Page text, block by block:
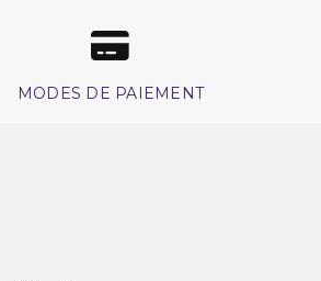
MODES DE PAIEMENT